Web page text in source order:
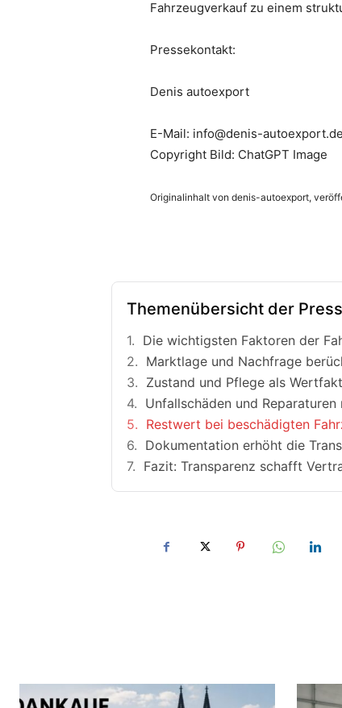
Fahrzeugverkauf zu einem
Pressekontakt:
Denis autoexport
E-Mail: info@denis-autoexport.de
Copyright Bild: ChatGPT Image
Originalinhalt von denis-autoexport,
Themenübersicht der
Die wichtigsten Faktoren der
Marktlage und Nachfrage
Zustand und Pflege als
Unfallschäden und
Restwert bei beschädigten
Dokumentation erhöht die
Fazit: Transparenz schafft